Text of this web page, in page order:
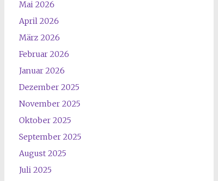
Mai 2026
April 2026
März 2026
Februar 2026
Januar 2026
Dezember 2025
November 2025
Oktober 2025
September 2025
August 2025
Juli 2025